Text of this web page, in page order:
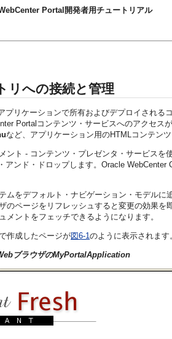
Portal開発者用チュートリアル
リへの接続と管理
プリケーションで所有およびデプロイされ
Portalコンテンツ・サービスへのアクセ
など、アプリケーション用のHTMLコンテン
ント - コンテンツ・プレゼンタ・サービスを
アンド・ドロップします。Oracle
ムをデフォルト・ナビゲーション・モデルに
のページをリフレッシュすると変更の効果を
メントをフェッチできるようになります。
作成したページが図6-1のように表示されます
ブラウザのMyPortalApplication